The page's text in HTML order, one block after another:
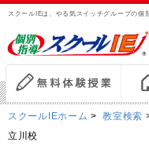
スクールIEは、やる気スイッチグループの個
スクールIEホーム > 教室検索
立川校